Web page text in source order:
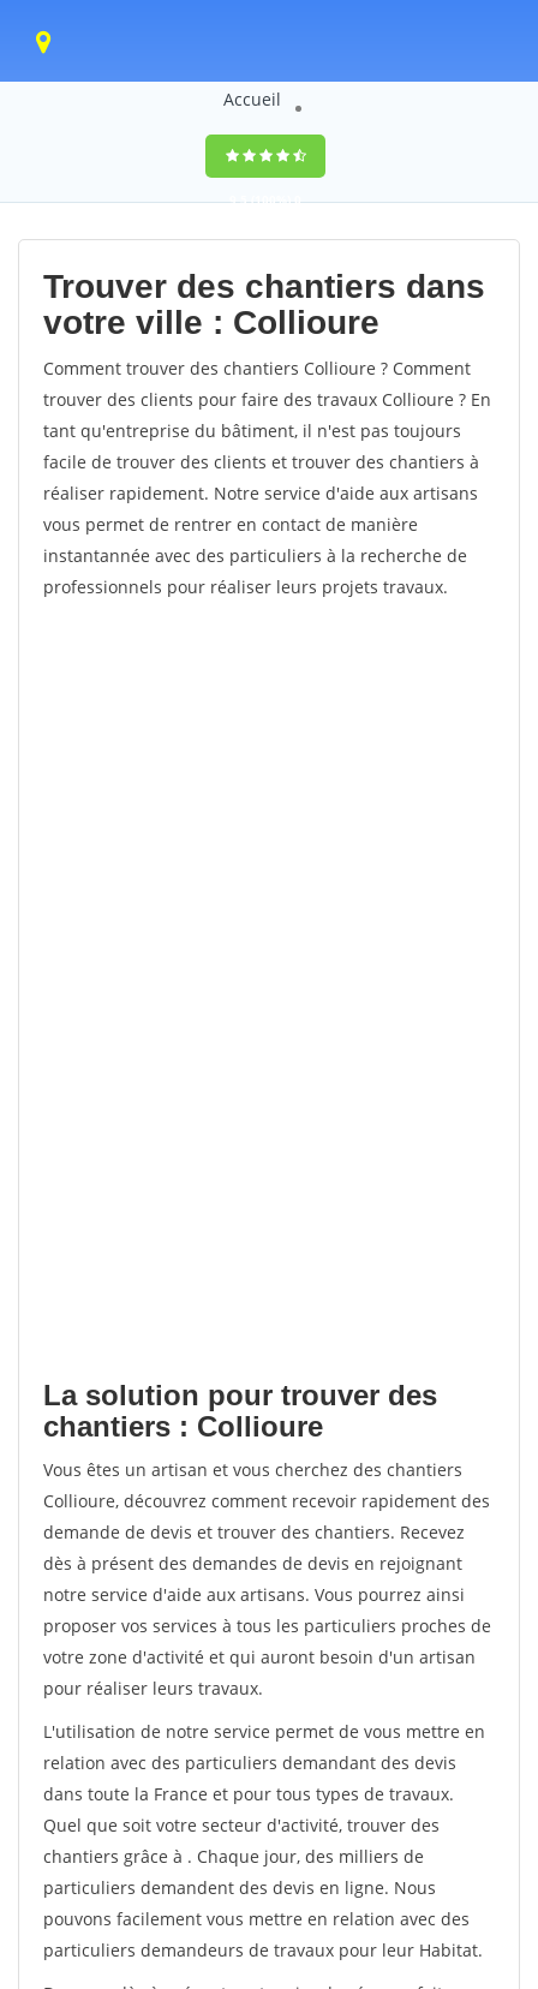
Accueil
9,5(100%)0
votes
Trouver des chantiers dans
votre ville : Collioure
Comment trouver des chantiers Collioure ? Comment
trouver des clients pour faire des travaux Collioure ? En
tant qu'entreprise du bâtiment, il n'est pas toujours
facile de trouver des clients et trouver des chantiers à
réaliser rapidement. Notre service d'aide aux artisans
vous permet de rentrer en contact de manière
instantannée avec des particuliers à la recherche de
professionnels pour réaliser leurs projets travaux.
La solution pour trouver des
chantiers : Collioure
Vous êtes un artisan et vous cherchez des chantiers
Collioure, découvrez comment recevoir rapidement des
demande de devis et trouver des chantiers. Recevez
dès à présent des demandes de devis en rejoignant
notre service d'aide aux artisans. Vous pourrez ainsi
proposer vos services à tous les particuliers proches de
votre zone d'activité et qui auront besoin d'un artisan
pour réaliser leurs travaux.
L'utilisation de notre service permet de vous mettre en
relation avec des particuliers demandant des devis
dans toute la France et pour tous types de travaux.
Quel que soit votre secteur d'activité, trouver des
chantiers grâce à . Chaque jour, des milliers de
particuliers demandent des devis en ligne. Nous
pouvons facilement vous mettre en relation avec des
particuliers demandeurs de travaux pour leur Habitat.